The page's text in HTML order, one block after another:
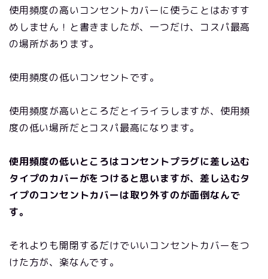
使用頻度の高いコンセントカバーに使うことはおすす
めしません！と書きましたが、一つだけ、コスパ最高
の場所があります。
使用頻度の低いコンセントです。
使用頻度が高いところだとイライラしますが、使用頻
度の低い場所だとコスパ最高になります。
使用頻度の低いところはコンセントプラグに差し込む
タイプのカバーがをつけると思いますが、差し込むタ
イプのコンセントカバーは取り外すのが面倒なんで
す。
それよりも開閉するだけでいいコンセントカバーをつ
けた方が、楽なんです。